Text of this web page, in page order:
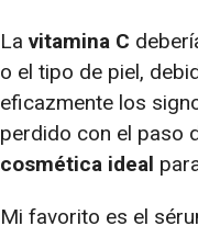
La vitamina C
o el tipo de piel,
eficazmente los
perdido con el paso
cosmética ideal
Mi favorito es el